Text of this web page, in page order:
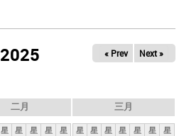
2025 « Prev Next »
二月
星 星 星 星 星
三月
星 星 星 星 星 星 星